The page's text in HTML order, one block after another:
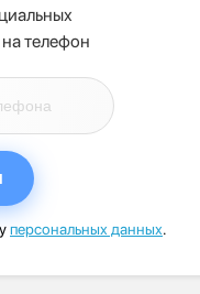
телефон
персональных данных.